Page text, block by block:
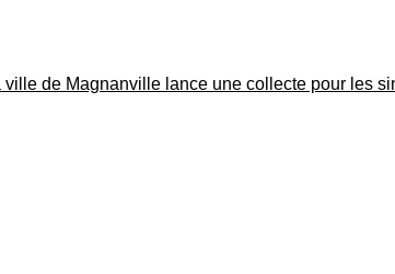
ville de Magnanville lance une collecte pour les